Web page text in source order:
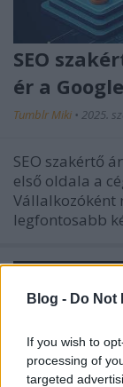
Blog - Do Not
If you wish to
processing of
targeted
SEO
ér a
Tumblr Miki • 2025.
SEO szakértő
első oldala a
Vállalkozóként
legfontosabb